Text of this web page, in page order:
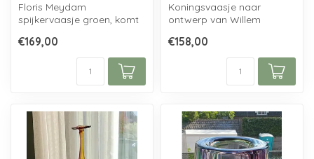
Floris Meydam
spijkervaasje groen, komt
geblazen op de G...
€169,00
Koningsvaasje naar
ontwerp van Willem
jaar 2013, is gesig...
€158,00